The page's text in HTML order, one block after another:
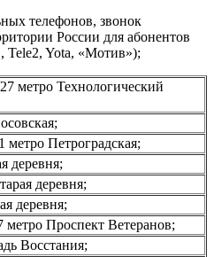
телефонов, звонок
России для абонентов
Yota, «Мотив»);
метро Технологический
метро Петроградская;
деревня;
деревня;
деревня;
метро Проспект Ветеранов;
Восстания;